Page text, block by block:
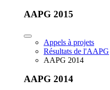
AAPG 2015
Appels à projets
Résultats de l'AAPG
AAPG 2014
AAPG 2014